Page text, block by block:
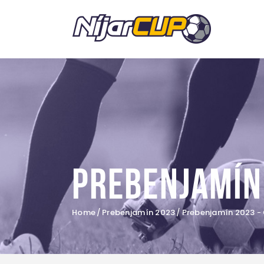
Home Prebenjamín 2023 Prebenjamín 2023 -